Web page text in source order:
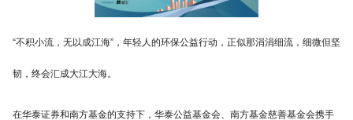
“不积小流，无以成江海”，年轻人的环保公益行动，正似那涓涓细流，细微但坚
韧，终会汇成大江大海。
在华泰证券和南方基金的支持下，华泰公益基金会、南方基金慈善基金会携手